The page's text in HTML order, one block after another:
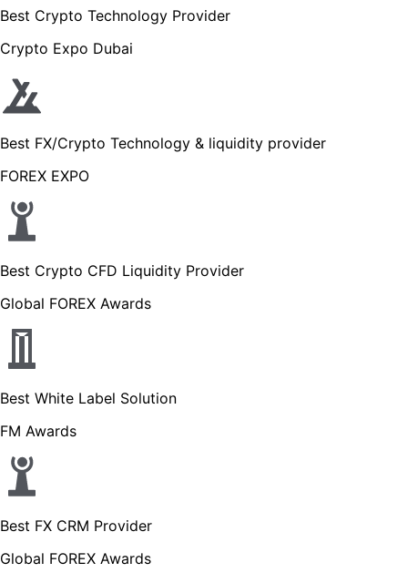
Best Crypto Technology Provider
Crypto Expo Dubai
Best FX/Crypto Technology & liquidity provider
FOREX EXPO
Best Crypto CFD Liquidity Provider
Global FOREX Awards
Best White Label Solution
FM Awards
Best FX CRM Provider
Global FOREX Awards